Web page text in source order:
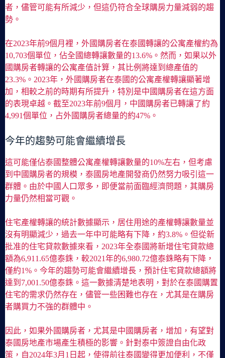
者，儘管可能有所減少，但這仍符合全球購房力量減弱的趨
勢。
在2023年前9個月裡，外國購房者在泰國轉讓的公寓產權約為
10,703個單位，佔全國總轉讓數量的13.6%。然而，如果以外
國購房者轉讓的公寓產值計算，其比例將達到總產值的
23.3%。2023年，外國購房者在泰國的公寓產權轉讓顯著增
加，相較之前的時期有所提升，特別是中國購房者在這方面
的表現卓越。截至2023年前9個月，中國購房者已轉讓了約
4,991個單位，占外國購房者總量的約47%。
今年的趨勢可能會繼續增長
這可能僅佔泰國整體公寓產權轉讓數量的10%左右，但考慮
到中國購房者的規模，泰國房地產開發商仍然努力吸引這一
群體。由於中國人口眾多，即便當前面臨經濟問題，其購房
力量仍然相當可觀。
住宅產權轉讓的統計數據顯示，居住用途的產權轉讓數量並
沒有明顯減少，過去一年中可能略有下降，約3.8%。但從新
批准的住宅貸款數據來看，2023年全泰國將新增住宅貸款總
額為6,911.65億泰銖，較2021年的6,980.72億泰銖略有下降，
僅約1%。今年的趨勢可能會繼續增長，預計住宅貸款總額將
達到7,001.50億泰銖。這一數據清楚地表明，對於在泰國購置
住宅的需求仍然存在，儘管一些困難也存在，尤其是在購房
者購買力不強的群體中。
因此，如果外國購房者，尤其是中國購房者，增加，有望對
泰國房地產市場產生積極的影響。針對泰中簽證自由化政
策，自2024年3月1日起，使得前往泰國變得更加便利，不僅